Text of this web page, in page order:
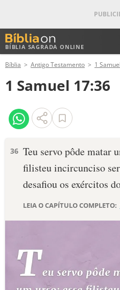
BÍBLIA SAGRADA ONLINE
ANTIGO TESTAMENTO
NOVO TESTAMENTO
VERSÍCULOS
PALAVRA DO DIA
DEVOCIONAL DIÁRIO
10 MANDAMENTOS
ESTUDOS BÍBLICOS
Bíblia Antigo Testamento 1 Samuel
1 Samuel 17:36
36 Teu servo pôde matar
filisteu incircunciso
desafiou os exércitos
LEIA O CAPÍTULO COMPLETO: